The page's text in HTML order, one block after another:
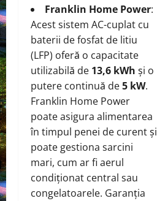
Franklin Home Power:
Acest sistem AC-cuplat cu
baterii de fosfat de litiu
(LFP) oferă o capacitate
utilizabilă de 13,6 kWh și o
putere continuă de5 kW.
Franklin Home Power
poate asigura alimentarea
în timpul penei de curent și
poate gestiona sarcini
mari, cum ar fi aerul
condiționat central sau
congelatoarele. Garanția